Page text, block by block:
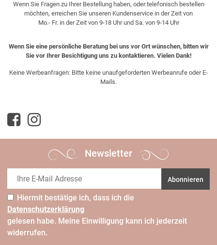
Wenn Sie Fragen zu Ihrer Bestellung haben, oder telefonisch bestellen
möchten, erreichen Sie unseren Kundenservice in der Zeit von
Mo.- Fr. in der Zeit von 9-18 Uhr und Sa. von 9-14 Uhr
Wenn Sie eine persönliche Beratung bei uns vor Ort wünschen, bitten wir
Sie vor Ihrer Besichtigung uns zu kontaktieren. Vielen Dank!
Keine Werbeanfragen: Bitte keine unaufgeforderten Werbeanrufe oder E-
Mails.
Newsletter
Abonnieren
Hiermit bestätige ich, dass ich die
Daten­schutz­erklärung
gelesen habe. Meine Einwilligung kann ich jederzeit
widerrufen.